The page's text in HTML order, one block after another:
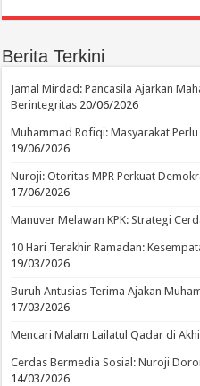
Berita Terkini
Jamal Mirdad: Pancasila Ajarkan
Berintegritas 20/06/2026
Muhammad Rofiqi: Masyarakat
19/06/2026
Nuroji: Otoritas MPR Perkuat
17/06/2026
Manuver Melawan KPK: Strategi
10 Hari Terakhir Ramadan:
19/03/2026
Buruh Antusias Terima Ajakan
17/03/2026
Mencari Malam Lailatul Qadar di
Cerdas Bermedia Sosial: Nuroji
14/03/2026